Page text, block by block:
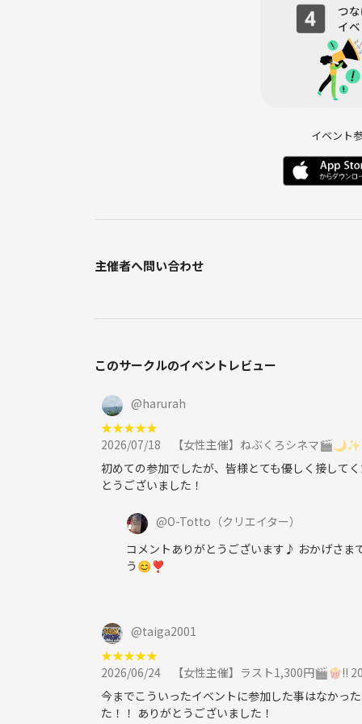
候補②〈えびすの安兵衛〉恵比寿駅東口 徒歩5分
https://tabelog.com/tokyo/A1303/A130302/
イベント
主催者へ問い合わせ
このサークルのイベントレビュー
@harurah
★★★★★
2026/07/18
【女性主催】ねぶくろシネマ
初めての参加でしたが、皆様とても優しく接して
とうございました！
@O-Totto （クリエイター）
コメントありがとうございます♪ おかげさ
う😊❣️
@taiga2001
★★★★★
2026/06/24
【女性主催】ラスト1,300円🎬️🍿!!
今までこういったイベントに参加した事はなかっ
た！！ ありがとうございました！